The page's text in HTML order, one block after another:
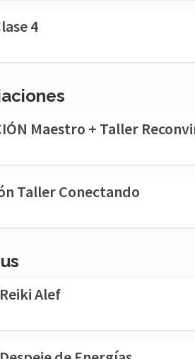
4
Maestro + Taller
Taller Conectando
Alef